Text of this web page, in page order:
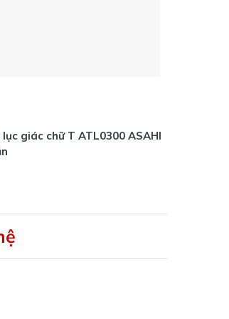
lục giác chữ T ATL0300 ASAHI